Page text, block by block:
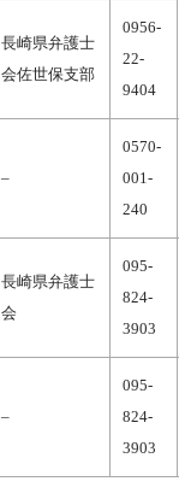
長崎県弁護士
会佐世保支部
0956-
22-
9404
–
0570-
001-
240
長崎県弁護士
会
095-
824-
3903
–
095-
824-
3903